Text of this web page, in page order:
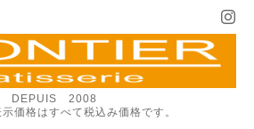
DEPUIS 2008
価格はすべて税込み価格です。